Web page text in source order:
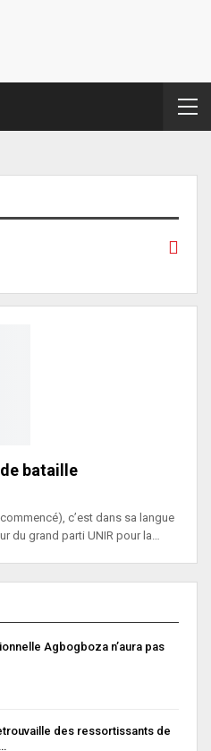
bataille
c’est dans sa langue
du grand parti UNIR pour la…
Agbogboza n’aura pas
des ressortissants de